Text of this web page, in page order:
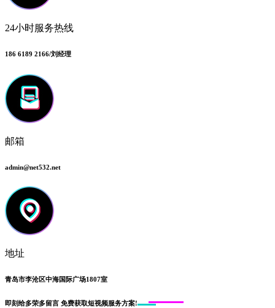
24小时服务热线
186 6189 2166/刘经理
邮箱
admin@net532.net
地址
青岛市李沧区中海国际广场1807室
即刻给多荣多留言 免费获取短视频服务方案!